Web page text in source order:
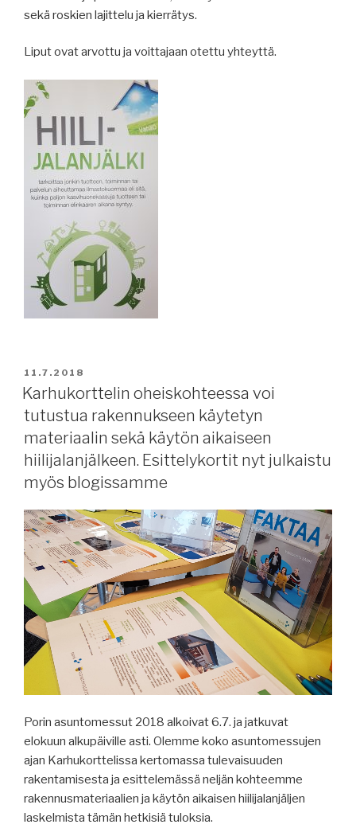
sekä roskien lajittelu ja kierrätys.
Liput ovat arvottu ja voittajaan otettu yhteyttä.
JULKAISTU
11.7.2018
Karhukorttelin oheiskohteessa voi
tutustua rakennukseen käytetyn
materiaalin sekä käytön aikaiseen
hiilijalanjälkeen. Esittelykortit nyt julkaistu
myös blogissamme
Porin asuntomessut 2018 alkoivat 6.7. ja jatkuvat
elokuun alkupäiville asti. Olemme koko asuntomessujen
ajan Karhukorttelissa kertomassa tulevaisuuden
rakentamisesta ja esittelemässä neljän kohteemme
rakennusmateriaalien ja käytön aikaisen hiilijalanjäljen
laskelmista tämän hetkisiä tuloksia.